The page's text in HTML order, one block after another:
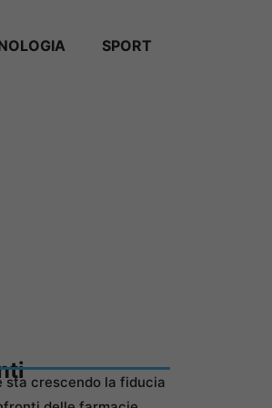
SPORT
sta crescendo la fiducia